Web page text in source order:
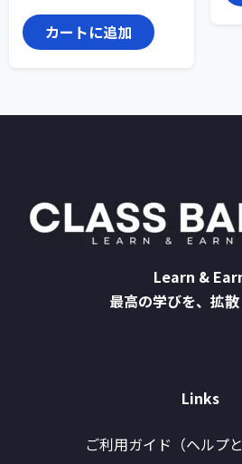
カートに追加
Learn &
最高の学びを、拡散
Links
ご利用ガイド（ヘルプ